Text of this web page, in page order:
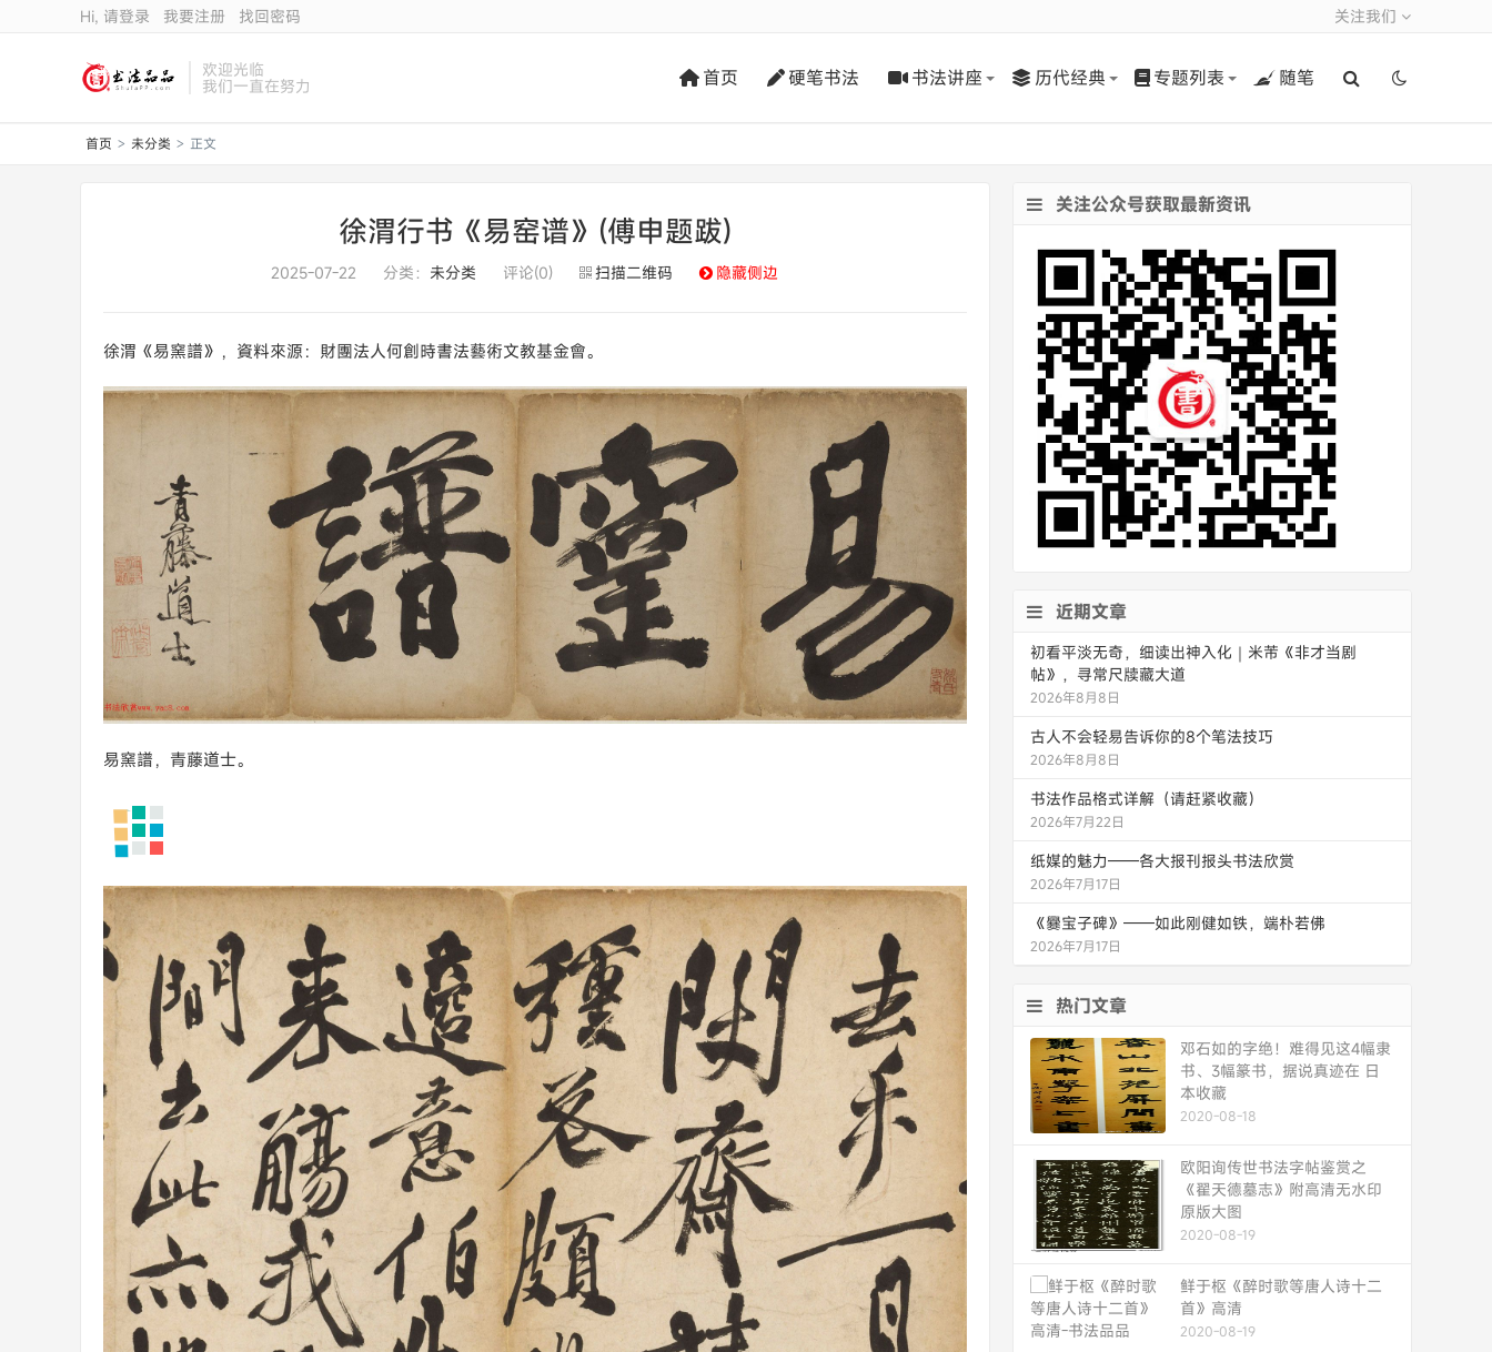
关注我们
Hi, 请登录 我要注册 找回密码
欢迎光临
我们一直在努力 首页 硬笔书法 书法讲座 历代经典 专题列表 随笔
首页 > 未分类 > 正文
徐渭行书《易窑谱》(傅申题跋)
2025-07-22 分类： 未分类 评论(0) 扫描二维码 隐藏侧边
徐渭《易窯譜》，資料來源：財團法人何創時書法藝術文教基金會。
易窯譜，青藤道士。
关注公众号获取最新资讯
近期文章
初看平淡无奇，细读出神入化｜米芾《非才当剧
帖》，寻常尺牍藏大道
2026年8月8日
古人不会轻易告诉你的8个笔法技巧
2026年8月8日
书法作品格式详解（请赶紧收藏）
2026年7月22日
纸媒的魅力——各大报刊报头书法欣赏
2026年7月17日
《爨宝子碑》——如此刚健如铁，端朴若佛
2026年7月17日
热门文章
邓石如的字绝！难得见这4幅隶
书、3幅篆书，据说真迹在 日
本收藏
2020-08-18
欧阳询传世书法字帖鉴赏之
《翟天德墓志》附高清无水印
原版大图
2020-08-19
鲜于枢《醉时歌等唐人诗十二
首》高清
2020-08-19